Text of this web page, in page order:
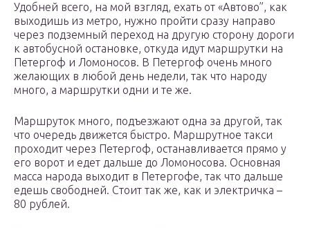
Удобней всего, на мой взгляд, ехать от «Автово”, как
выходишь из метро, нужно пройти сразу направо
через подземный переход на другую сторону дороги
к автобусной остановке, откуда идут маршрутки на
Петергоф и Ломоносов. В Петергоф очень много
желающих в любой день недели, так что народу
много, а маршрутки одни и те же.
Маршруток много, подъезжают одна за другой, так
что очередь движется быстро. Маршрутное такси
проходит через Петергоф, останавливается прямо у
его ворот и едет дальше до Ломоносова. Основная
масса народа выходит в Петергофе, так что дальше
едешь свободней. Стоит так же, как и электричка –
80 рублей.